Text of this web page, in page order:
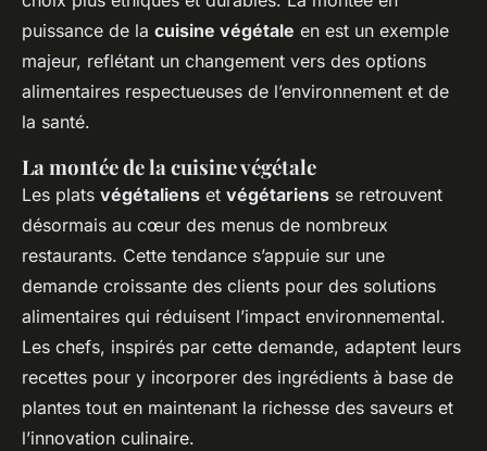
puissance de la cuisine végétale en est un exemple
majeur, reflétant un changement vers des options
alimentaires respectueuses de l’environnement et de
la santé.
La montée de la cuisine végétale
Les plats végétaliens et végétariens se retrouvent
désormais au cœur des menus de nombreux
restaurants. Cette tendance s’appuie sur une
demande croissante des clients pour des solutions
alimentaires qui réduisent l’impact environnemental.
Les chefs, inspirés par cette demande, adaptent leurs
recettes pour y incorporer des ingrédients à base de
plantes tout en maintenant la richesse des saveurs et
l’innovation culinaire.